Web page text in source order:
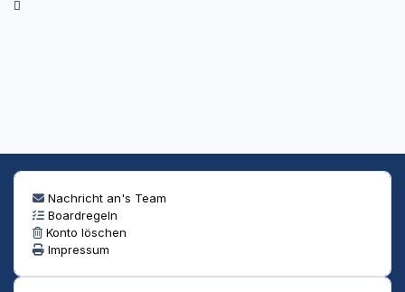
Nachricht an's Team
Boardregeln
Konto löschen
Impressum